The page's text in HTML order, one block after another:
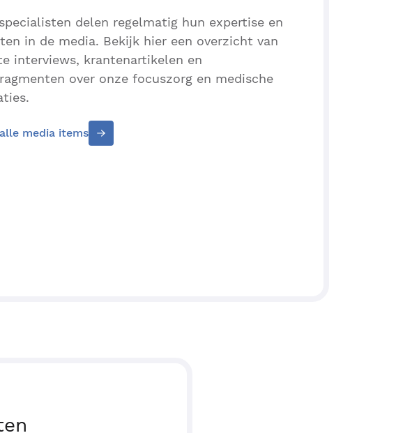
delen regelmatig hun expertise en
in de media. Bekijk hier een overzicht van
interviews, krantenartikelen en
over onze focuszorg en medische
media items